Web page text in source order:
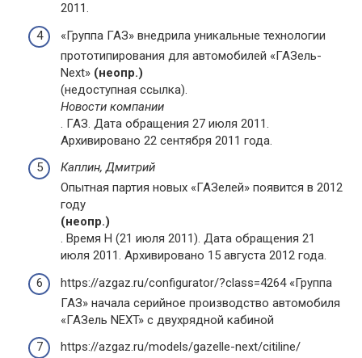
2011.
«Группа ГАЗ» внедрила уникальные технологии
прототипирования для автомобилей «ГАЗель-
Next» (неопр.)
(недоступная ссылка).
Новости компании
. ГАЗ. Дата обращения 27 июля 2011.
Архивировано 22 сентября 2011 года.
Каплин, Дмитрий
Опытная партия новых «ГАЗелей» появится в 2012
году
(неопр.)
. Время Н (21 июля 2011). Дата обращения 21
июля 2011. Архивировано 15 августа 2012 года.
https://azgaz.ru/configurator/?class=4264 «Группа
ГАЗ» начала серийное производство автомобиля
«ГАЗель NEXT» с двухрядной кабиной
https://azgaz.ru/models/gazelle-next/citiline/